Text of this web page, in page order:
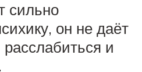
сильно
он не даёт
и